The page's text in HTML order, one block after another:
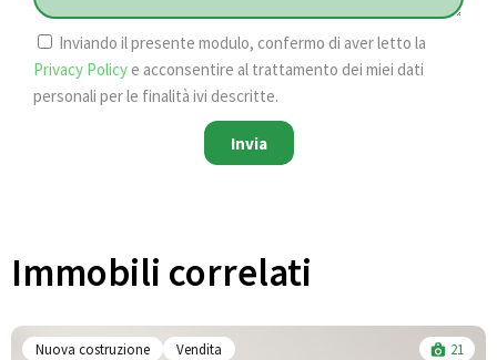
Inviando il presente modulo, confermo di aver letto la
Privacy Policy e acconsentire al trattamento dei miei dati
personali per le finalità ivi descritte.
Invia
Immobili correlati​
Nuova costruzione Vendita 21